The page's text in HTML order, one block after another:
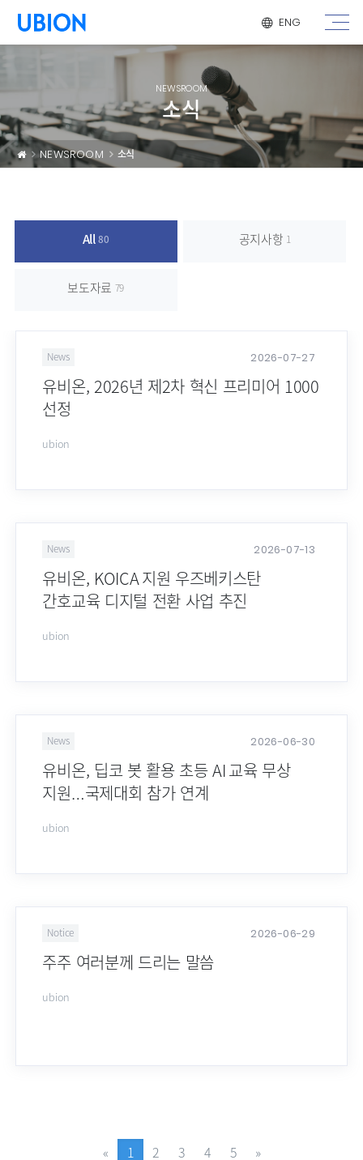
메뉴 건너 뛰기
ENG
NEWSROOM
소식
NEWSROOM 소식
All 80 공지사항 1
보도자료 79
2026-07-27
News
유비온, 2026년 제2차 혁신 프리미어 1000
선정
ubion
2026-07-13
News
유비온, KOICA 지원 우즈베키스탄
간호교육 디지털 전환 사업 추진
ubion
2026-06-30
News
유비온, 딥코 봇 활용 초등 AI 교육 무상
지원…국제대회 참가 연계
ubion
2026-06-29
Notice
주주 여러분께 드리는 말씀
ubion
«Previous
1 2 3 4 5 »Next